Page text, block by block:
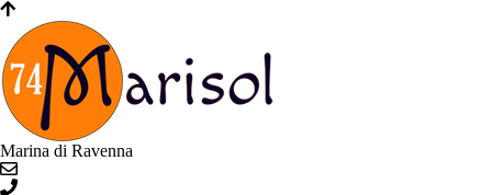
Marina di Ravenna